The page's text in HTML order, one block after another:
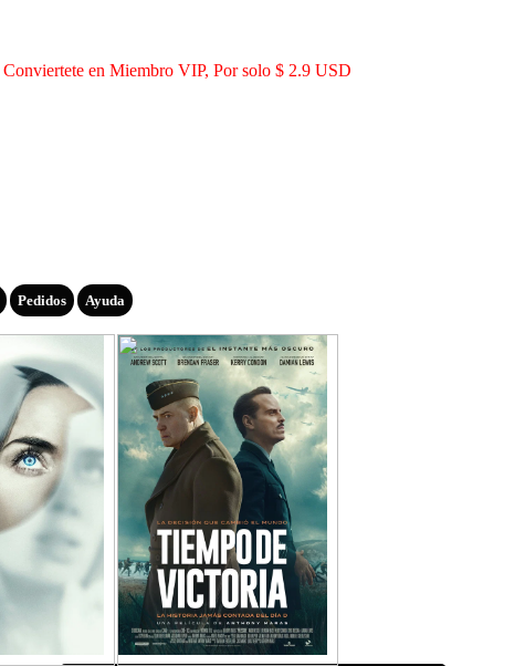
Conviertete en Miembro VIP, Por solo $ 2.9 USD
Pedidos Ayuda